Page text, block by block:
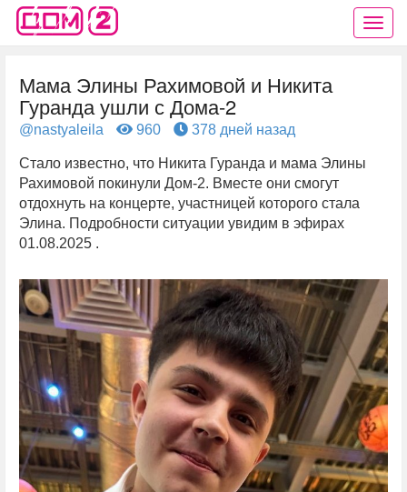
Мама Элины Рахимовой и Никита
Гуранда ушли с Дома-2
@nastyaleila 960 378 дней назад
Стало известно, что Никита Гуранда и мама Элины
Рахимовой покинули Дом-2. Вместе они смогут
отдохнуть на концерте, участницей которого стала
Элина. Подробности ситуации увидим в эфирах
01.08.2025 .